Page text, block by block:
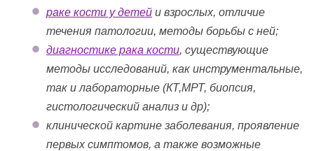
раке кости у детей и взрослых, отличие
течения патологии, методы борьбы с ней;
диагностике рака кости, существующие
методы исследований, как инструментальные,
так и лабораторные (КТ,МРТ, биопсия,
гистологический анализ и др);
клинической картине заболевания, проявление
первых симптомов, а также возможные